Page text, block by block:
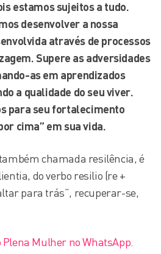
estamos sujeitos a tudo.
desenvolver a nossa
através de processos
Supere as adversidades
as em aprendizados
a qualidade do seu viver.
para seu fortalecimento
cima” em sua vida.
chamada resilência, é
do verbo resilio (re +
para trás”, recuperar-se,
Plena Mulher no WhatsApp.